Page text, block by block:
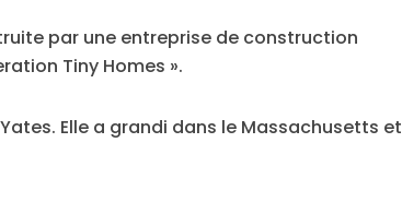
par une entreprise de construction
Tiny Homes ».
Elle a grandi dans le Massachusetts et